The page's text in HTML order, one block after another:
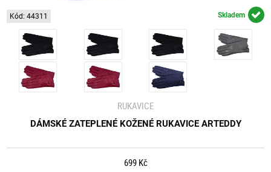
Kód: 44311 Skladem
RUKAVICE
DÁMSKÉ ZATEPLENÉ KOŽENÉ RUKAVICE ARTEDDY
699 Kč